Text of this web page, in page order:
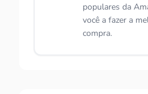
populares da
você a fazer a
compra.